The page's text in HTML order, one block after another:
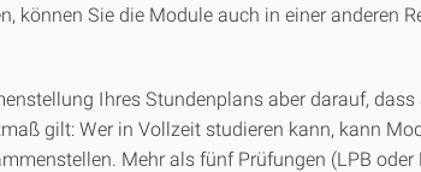
können Sie die Module auch in einer anderen
Ihres Stundenplans aber darauf, dass
gilt: Wer in Vollzeit studieren kann, kann
Mehr als fünf Prüfungen (LPB oder